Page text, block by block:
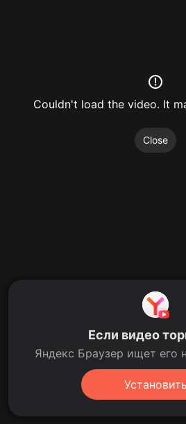
Couldn't load the video. It
Close
Если видео
Яндекс Браузер ищет его
Установить